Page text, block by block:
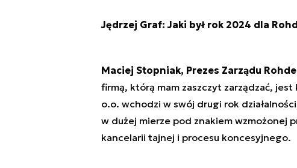
Jędrzej Graf: Jaki był rok 2024 dla
Maciej Stopniak, Prezes Zarządu
firmą, którą mam zaszczyt zarządzać,
o.o. wchodzi w swój drugi rok
w dużej mierze pod znakiem wzmożonej
kancelarii tajnej i procesu koncesyjnego.